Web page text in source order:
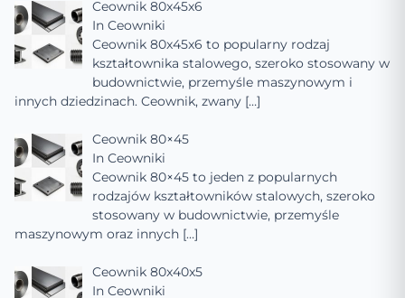
Ceownik 80x45x6
In Ceowniki
Ceownik 80x45x6 to popularny rodzaj
kształtownika stalowego, szeroko stosowany w
budownictwie, przemyśle maszynowym i
innych dziedzinach. Ceownik, zwany […]
Ceownik 80×45
In Ceowniki
Ceownik 80×45 to jeden z popularnych
rodzajów kształtowników stalowych, szeroko
stosowany w budownictwie, przemyśle
maszynowym oraz innych […]
Ceownik 80x40x5
In Ceowniki